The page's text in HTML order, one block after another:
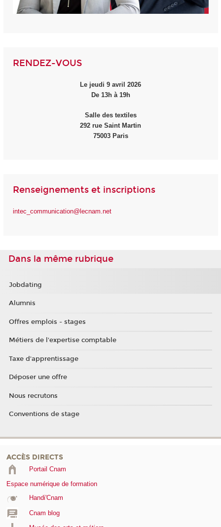
RENDEZ-VOUS
Le jeudi 9 avril 2026
De 13h à 19h
Salle des textiles
292 rue Saint Martin
75003 Paris
Renseignements et inscriptions
intec_communication@lecnam.net
Dans la même rubrique
Jobdating
Alumnis
Offres emplois - stages
Métiers de l'expertise comptable
Taxe d'apprentissage
Déposer une offre
Nous recrutons
Conventions de stage
ACCÈS DIRECTS
Portail Cnam
Espace numérique de formation
Handi'Cnam
Cnam blog